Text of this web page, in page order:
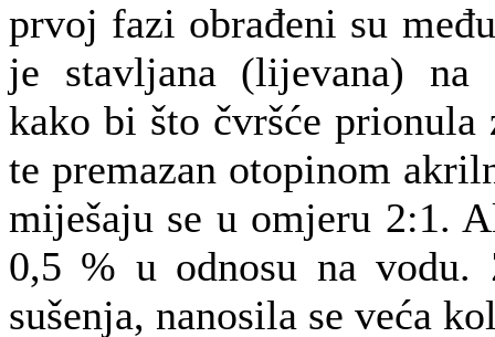
prvoj fazi obrađeni su
je stavljana (lijevana) na
kako bi što čvršće prionula
te premazan otopinom
miješaju se u omjeru 2:1.
0,5 % u odnosu na vodu.
sušenja, nanosila se veća